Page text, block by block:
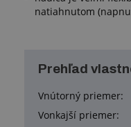
natiahnutom
Prehľad
Vnútorný priemer:
Vonkajší priemer: